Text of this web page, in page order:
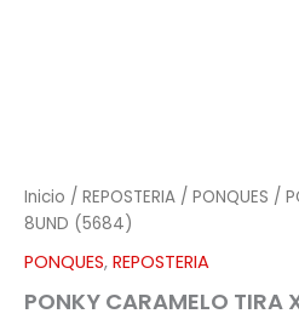
Inicio / REPOSTERIA / PONQUES /
8UND (5684)
PONQUES, REPOSTERIA
PONKY CARAMELO